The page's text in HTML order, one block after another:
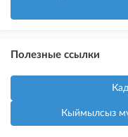
Полезные ссылки
Кыймылсыз